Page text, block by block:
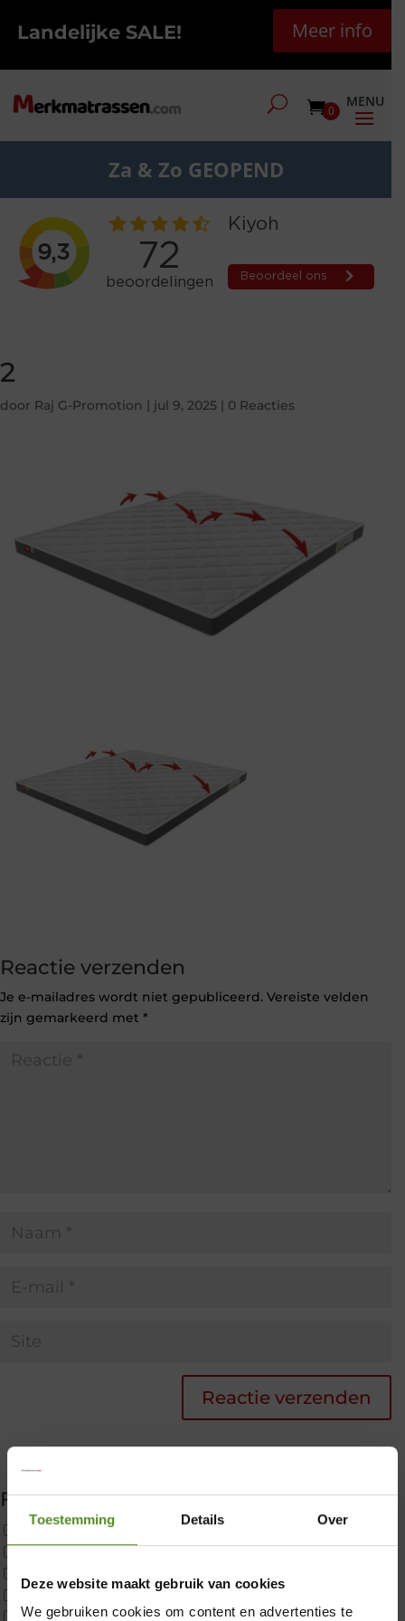
Toestemming Details Over
Deze website maakt gebruik van cookies
We gebruiken cookies om content en advertenties te
Landelijke SALE! Meer info
0
Za & Zo GEOPEND
2
door Raj G-Promotion | jul 9, 2025 | 0 Reacties
Reactie verzenden
Je e-mailadres wordt niet gepubliceerd. Vereiste velden
zijn gemarkeerd met *
Filter producten
Uncategorized
2x p650 1pers
ErkendMatras 1 Pers